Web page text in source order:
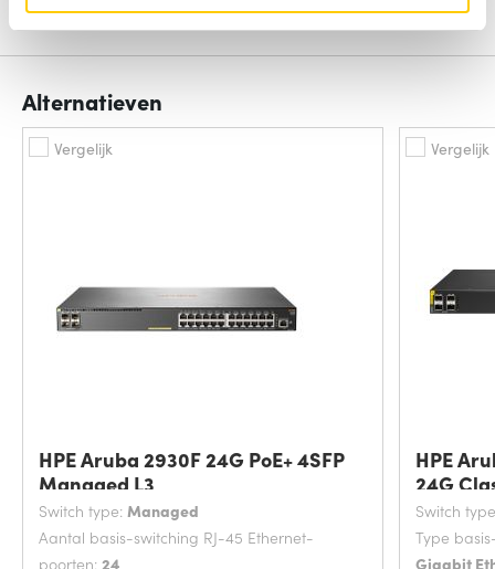
Alternatieven
Vergelijk
HPE Aruba 2930F 24G PoE+ 4SFP
Managed L3
Switch type: Managed
Aantal basis-switching RJ-45 Ethernet-
poorten: 24
Vergelijk
HPE
24G
Switch
Type
Gigabit